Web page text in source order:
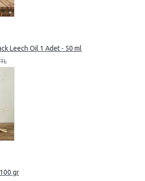
Leech Oil 1 Adet - 50 ml
gr